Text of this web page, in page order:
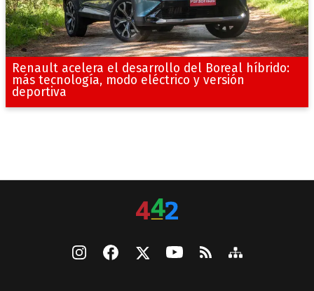
Renault acelera el desarrollo del Boreal híbrido:
más tecnología, modo eléctrico y versión
deportiva